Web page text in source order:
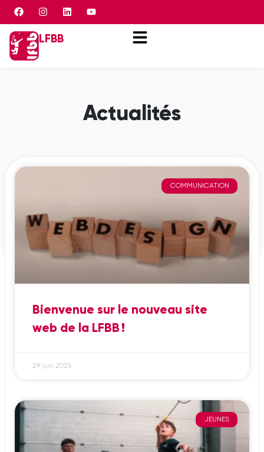
Panneau de gestion des cookies
LFBB
Actualités
COMMUNICATION
Bienvenue sur le nouveau site
web de la LFBB !
29 juin 2025
JEUNES